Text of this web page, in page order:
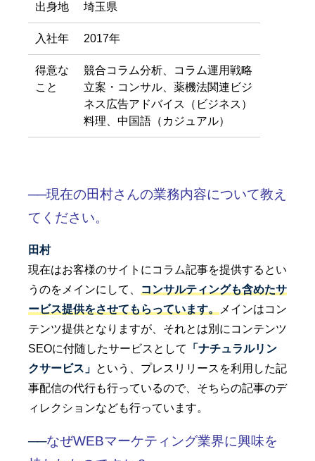
出身地 埼玉県
入社年 2017年
得意な
こと
競合コラム分析、コラム運用戦略
立案・コンサル、薬機法関連ビジ
ネス広告アドバイス（ビジネス）
料理、中国語（カジュアル）
──現在の田村さんの業務内容について教え
てください。
田村
現在はお客様のサイトにコラム記事を提供するとい
うのをメインにして、
コンサルティングも含めたサ
ービス提供をさせてもらっています。
メインはコン
テンツ提供となりますが、それとは別にコンテンツ
SEOに付随したサービスとして
「ナチュラルリン
クサービス」 という、プレスリリースを利用した記
事配信の代行も行っているので、そちらの記事のデ
ィレクションなども行っています。
──なぜWEBマーケティング業界に興味を